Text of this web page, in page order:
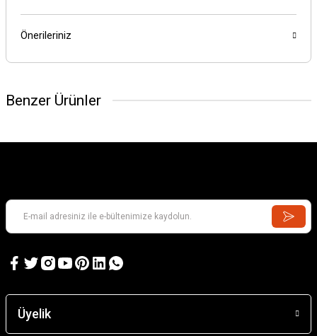
Önerileriniz
Benzer Ürünler
Kill Team: Terror on Devlan
Üyelik